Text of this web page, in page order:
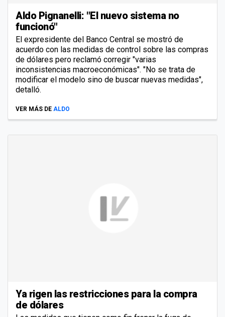
Aldo Pignanelli: "El nuevo sistema no
funcionó"
El expresidente del Banco Central se mostró de
acuerdo con las medidas de control sobre las compras
de dólares pero reclamó corregir "varias
inconsistencias macroeconómicas". "No se trata de
modificar el modelo sino de buscar nuevas medidas",
detalló.
VER MÁS DE ALDO
Ya rigen las restricciones para la compra
de dólares